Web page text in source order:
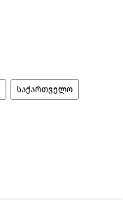
საქართველო